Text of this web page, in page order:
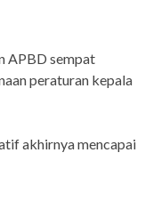
APBD sempat
peraturan kepala
akhirnya mencapai